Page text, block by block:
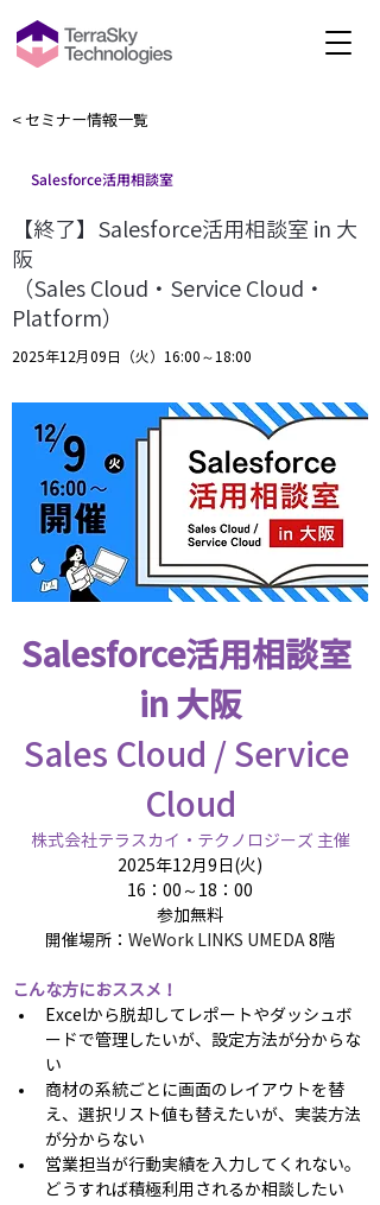
< セミナー情報一覧
Salesforce活用相談室
【終了】Salesforce活用相談室 in 大
阪
（Sales Cloud・Service Cloud・
Platform）
2025年12月09日（火）16:00～18:00
Salesforce活用相談室
in 大阪
Sales Cloud / Service
Cloud
​株式会社テラスカイ・テクノロジーズ 主催
2025年12月9日(火)
16：00～18：00
参加無料
開催場所： WeWork LINKS UMEDA 8階
こんな方におススメ！
Excelから脱却してレポートやダッシュボ
ードで管理したいが、設定方法が分からな
い
商材の系統ごとに画面のレイアウトを替
え、選択リスト値も替えたいが、実装方法
が分からない
営業担当が行動実績を入力してくれない。
どうすれば積極利用されるか相談したい